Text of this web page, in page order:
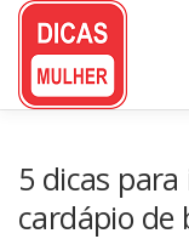
Pular
conteúdo
5 dicas para
cardápio de